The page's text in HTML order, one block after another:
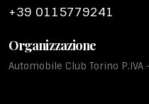
+39 0115779241
Organizzazione
Automobile Club Torino P.IVA